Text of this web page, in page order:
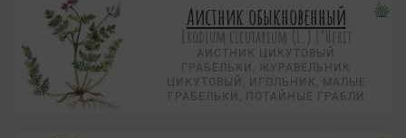
Аистник обыкновенный
Erodium cicutarium (L.) L’Herit
АИСТНИК ЦИКУТОВЫЙ
ГРАБЕЛЬКИ, ЖУРАВЕЛЬНИК
ЦИКУТОВЫЙ, ИГОЛЬНИК, МАЛЫЕ
ГРАБЕЛЬКИ, ПОТАЙНЫЕ ГРАБЛИ